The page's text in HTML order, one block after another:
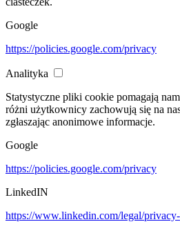
Google
https://policies.google.com/privacy
Analityka
Statystyczne pliki cookie pomagają
różni użytkownicy zachowują się na
zgłaszając anonimowe informacje.
Google
https://policies.google.com/privacy
LinkedIN
https://www.linkedin.com/legal/